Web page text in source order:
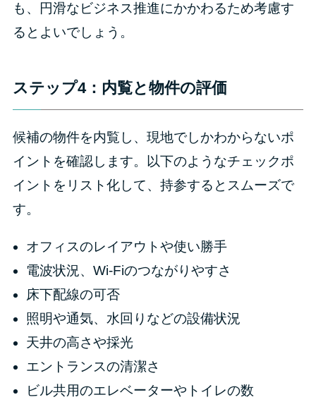
も、円滑なビジネス推進にかかわるため考慮す
るとよいでしょう。
ステップ4：内覧と物件の評価
候補の物件を内覧し、現地でしかわからないポ
イントを確認します。以下のようなチェックポ
イントをリスト化して、持参するとスムーズで
す。
オフィスのレイアウトや使い勝手
電波状況、Wi-Fiのつながりやすさ
床下配線の可否
照明や通気、水回りなどの設備状況
天井の高さや採光
エントランスの清潔さ
ビル共用のエレベーターやトイレの数